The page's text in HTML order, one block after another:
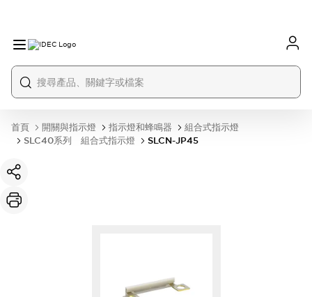
首頁 開關與指示燈 指示燈和蜂鳴器
組合式指示燈
SLC40系列 組合式指示燈
SLCN-JP45